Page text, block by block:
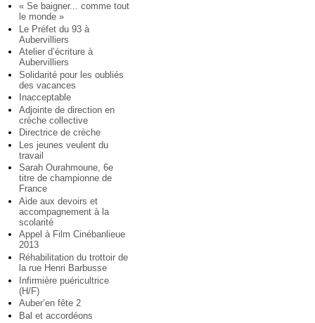
« Se baigner... comme tout
le monde »
Le Préfet du 93 à
Aubervilliers
Atelier d’écriture à
Aubervilliers
Solidarité pour les oubliés
des vacances
Inacceptable
Adjointe de direction en
crèche collective
Directrice de crèche
Les jeunes veulent du
travail
Sarah Ourahmoune, 6e
titre de championne de
France
Aide aux devoirs et
accompagnement à la
scolarité
Appel à Film Cinébanlieue
2013
Réhabilitation du trottoir de
la rue Henri Barbusse
Infirmière puéricultrice
(H/F)
Auber’en fête 2
Bal et accordéons